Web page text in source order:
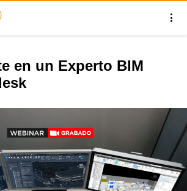
en un Experto BIM